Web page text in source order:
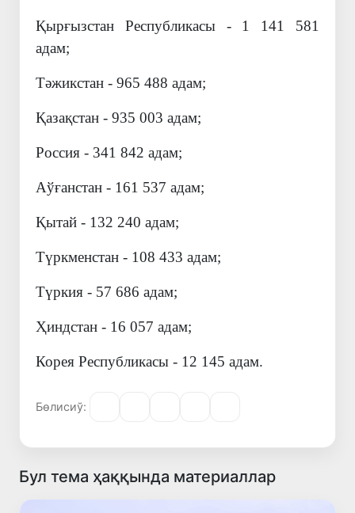
Қырғызстан Республикасы - 1 141 581
адам;
Тәжикстан - 965 488 адам;
Қазақстан - 935 003 адам;
Россия - 341 842 адам;
Аўғанстан - 161 537 адам;
Қытай - 132 240 адам;
Түркменстан - 108 433 адам;
Түркия - 57 686 адам;
Ҳиндстан - 16 057 адам;
Корея Республикасы - 12 145 адам.
Бөлисиў:
Бул тема ҳаққында материаллар